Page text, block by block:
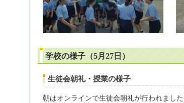
学校の様子（5月27日）
生徒会朝礼・授業の様子
朝はオンラインで生徒会朝礼が行われました